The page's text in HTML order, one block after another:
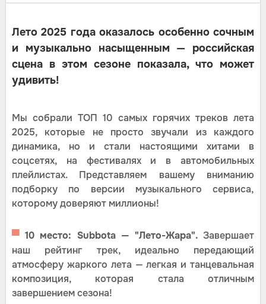
Лето 2025 года оказалось особенно сочным
и музыкально насыщенным — российская
сцена в этом сезоне показала, что может
удивить!
Мы собрали ТОП 10 самых горячих треков лета
2025, которые не просто звучали из каждого
динамика, но и стали настоящими хитами в
соцсетях, на фестивалях и в автомобильных
плейлистах. Представляем вашему вниманию
подборку по версии музыкального сервиса,
которому доверяют миллионы!
▀ 10 место: Subbota — "Лето-Жара". Завершает
наш рейтинг трек, идеально передающий
атмосферу жаркого лета — легкая и танцевальная
композиция, которая стала отличным
завершением сезона!